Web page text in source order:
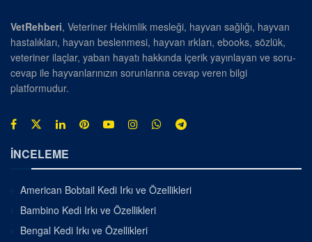
VetRehberi, Veteriner Hekimlik mesleği, hayvan sağlığı, hayvan
hastalıkları, hayvan beslenmesi, hayvan ırkları, ebooks, sözlük,
veteriner ilaçlar, yaban hayatı hakkında içerik yayınlayan ve soru-
cevap ile hayvanlarınızın sorunlarına cevap veren bilgi
platformudur.
İNCELEME
American Bobtail Kedi Irkı ve Özellikleri
Bambino Kedi Irkı ve Özellikleri
Bengal Kedi Irkı ve Özellikleri